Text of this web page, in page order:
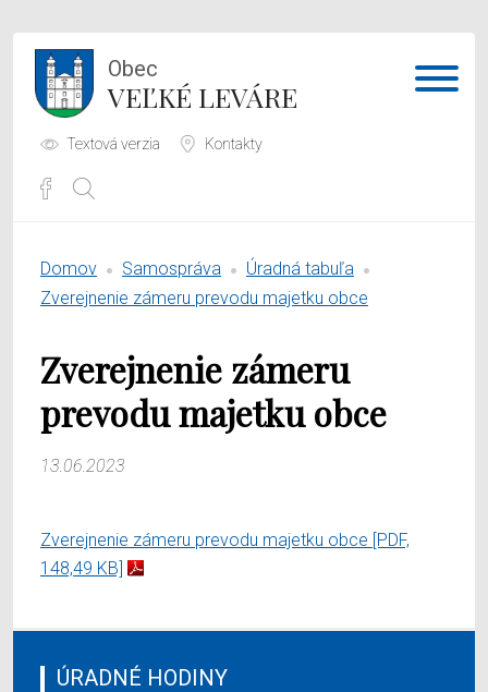
Obec
VEĽKÉ LEVÁRE
Textová verzia Kontakty
Samospráva
Domov Samospráva
Úradná tabuľa
Zverejnenie zámeru prevodu majetku obce
Zverejnenie zámeru
prevodu majetku obce
13.06.2023
Zverejnenie zámeru prevodu majetku obce [PDF,
148,49 KB]
ÚRADNÉ HODINY